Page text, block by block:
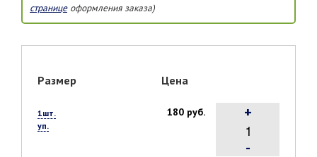
страницеоформления заказа)
Размер Цена
1шт.
уп.
180 руб.
-
+